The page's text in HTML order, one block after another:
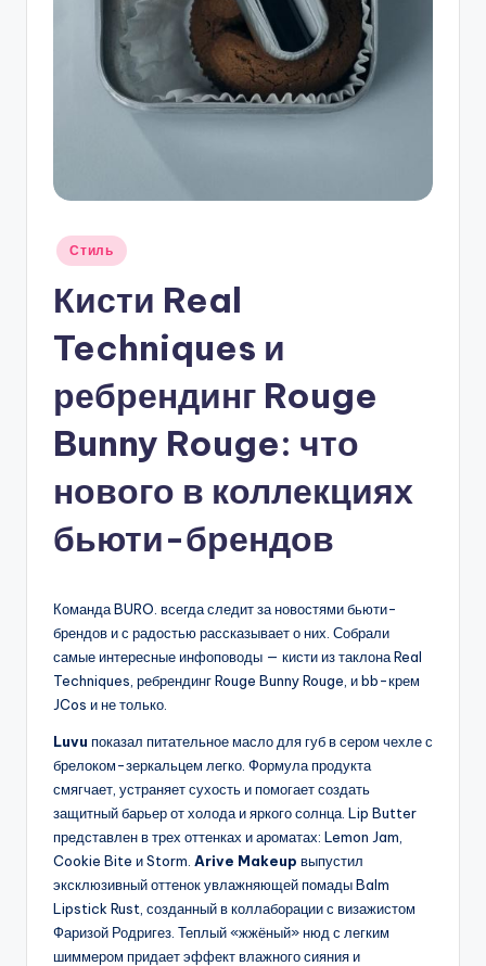
Опубликовано
Стиль
Кисти Real
Techniques и
ребрендинг Rouge
Bunny Rouge: что
нового в коллекциях
бьюти-брендов
Команда BURO. всегда следит за новостями бьюти-
брендов и с радостью рассказывает о них. Собрали
самые интересные инфоповоды — кисти из таклона Real
Techniques, ребрендинг Rouge Bunny Rouge, и bb-крем
JCos и не только.
Luvu показал питательное масло для губ в сером чехле с
брелоком-зеркальцем легко. Формула продукта
смягчает, устраняет сухость и помогает создать
защитный барьер от холода и яркого солнца. Lip Butter
представлен в трех оттенках и ароматах: Lemon Jam,
Cookie Bite и Storm. Arive Makeup выпустил
эксклюзивный оттенок увлажняющей помады Balm
Lipstick Rust, созданный в коллаборации с визажистом
Фаризой Родригез. Теплый «жжёный» нюд с легким
шиммером придает эффект влажного сияния и